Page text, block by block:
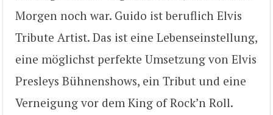
Morgen noch war. Guido ist beruflich Elvis
Tribute Artist. Das ist eine Lebenseinstellung,
eine möglichst perfekte Umsetzung von Elvis
Presleys Bühnenshows, ein Tribut und eine
Verneigung vor dem King of Rock’n Roll.